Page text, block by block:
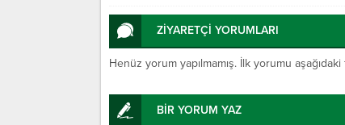
ZİYARETÇİ YORUMLARI
Henüz yorum yapılmamış. İlk yorumu
BİR YORUM YAZ